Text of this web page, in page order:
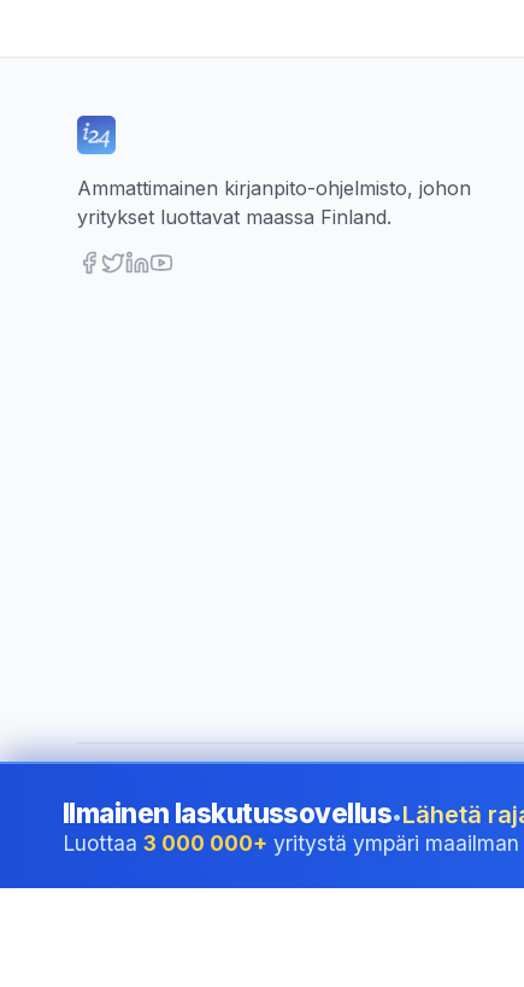
Ammattimainen kirjanpito-ohjelmisto, johon
yritykset luottavat maassa Finland.
©2026i24 Limited. All rights reserved.• Palvelemme
Ilmainen laskutussovellus•Lähetä
Luottaa 3 000 000+ yritystä ympäri maailman